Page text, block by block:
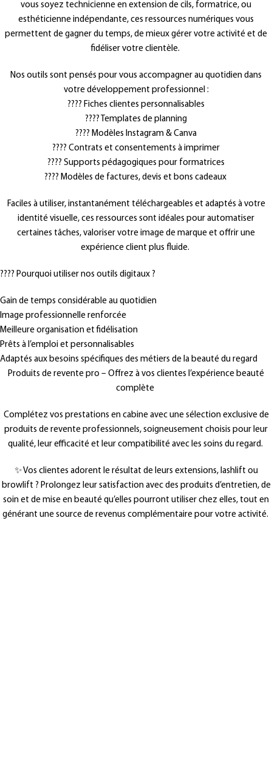
vous soyez technicienne en extension de cils, formatrice, ou
esthéticienne indépendante, ces ressources numériques vous
permettent de gagner du temps, de mieux gérer votre activité et de
fidéliser votre clientèle.
Nos outils sont pensés pour vous accompagner au quotidien dans
votre développement professionnel :
???? Fiches clientes personnalisables
???? Templates de planning
???? Modèles Instagram & Canva
???? Contrats et consentements à imprimer
???? Supports pédagogiques pour formatrices
???? Modèles de factures, devis et bons cadeaux
Faciles à utiliser, instantanément téléchargeables et adaptés à votre
identité visuelle, ces ressources sont idéales pour automatiser
certaines tâches, valoriser votre image de marque et offrir une
expérience client plus fluide.
???? Pourquoi utiliser nos outils digitaux ?
Gain de temps considérable au quotidien
Image professionnelle renforcée
Meilleure organisation et fidélisation
Prêts à l’emploi et personnalisables
Adaptés aux besoins spécifiques des métiers de la beauté du regard
Produits de revente pro – Offrez à vos clientes l’expérience beauté
complète
Complétez vos prestations en cabine avec une sélection exclusive de
produits de revente professionnels, soigneusement choisis pour leur
qualité, leur efficacité et leur compatibilité avec les soins du regard.
✨ Vos clientes adorent le résultat de leurs extensions, lashlift ou
browlift ? Prolongez leur satisfaction avec des produits d’entretien, de
soin et de mise en beauté qu’elles pourront utiliser chez elles, tout en
générant une source de revenus complémentaire pour votre activité.